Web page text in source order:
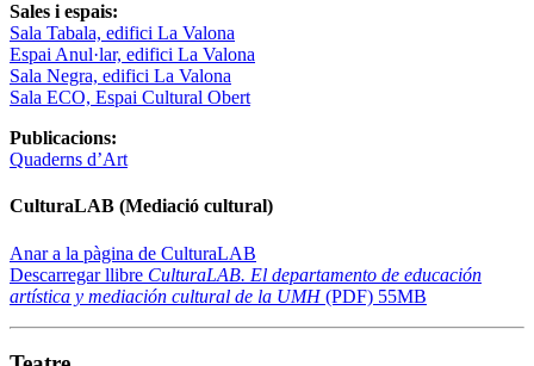
Sales i espais:
Sala Tabala, edifici La Valona
Espai Anul·lar, edifici La Valona
Sala Negra, edifici La Valona
Sala ECO, Espai Cultural Obert
Publicacions:
Quaderns d’Art
CulturaLAB (Mediació cultural)
Anar a la pàgina de CulturaLAB
Descarregar llibre CulturaLAB. El departamento de educación
artística y mediación cultural de la UMH(PDF) 55MB